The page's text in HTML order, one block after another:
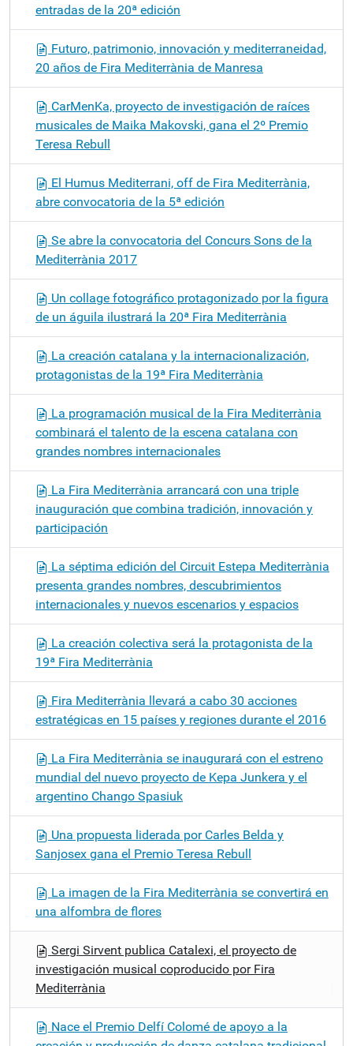
entradas de la 20ª edición
Futuro, patrimonio, innovación y mediterraneidad,
20 años de Fira Mediterrània de Manresa
CarMenKa, proyecto de investigación de raíces
musicales de Maika Makovski, gana el 2º Premio
Teresa Rebull
El Humus Mediterrani, off de Fira Mediterrània,
abre convocatoria de la 5ª edición
Se abre la convocatoria del Concurs Sons de la
Mediterrània 2017
Un collage fotográfico protagonizado por la figura
de un águila ilustrará la 20ª Fira Mediterrània
La creación catalana y la internacionalización,
protagonistas de la 19ª Fira Mediterrània
La programación musical de la Fira Mediterrània
combinará el talento de la escena catalana con
grandes nombres internacionales
La Fira Mediterrània arrancará con una triple
inauguración que combina tradición, innovación y
participación
La séptima edición del Circuit Estepa Mediterrània
presenta grandes nombres, descubrimientos
internacionales y nuevos escenarios y espacios
La creación colectiva será la protagonista de la
19ª Fira Mediterrània
Fira Mediterrània llevará a cabo 30 acciones
estratégicas en 15 países y regiones durante el 2016
La Fira Mediterrània se inaugurará con el estreno
mundial del nuevo proyecto de Kepa Junkera y el
argentino Chango Spasiuk
Una propuesta liderada por Carles Belda y
Sanjosex gana el Premio Teresa Rebull
La imagen de la Fira Mediterrània se convertirá en
una alfombra de flores
Sergi Sirvent publica Catalexi, el proyecto de
investigación musical coproducido por Fira
Mediterrània
Nace el Premio Delfí Colomé de apoyo a la